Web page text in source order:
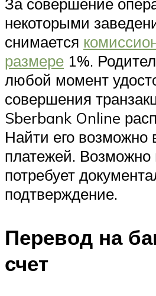
некоторыми
снимается
размере 1%.
любой момент
совершения
Sberbank Online
Найти его возможно
платежей. Возможно
потребует
подтверждение.
Перевод на
счет